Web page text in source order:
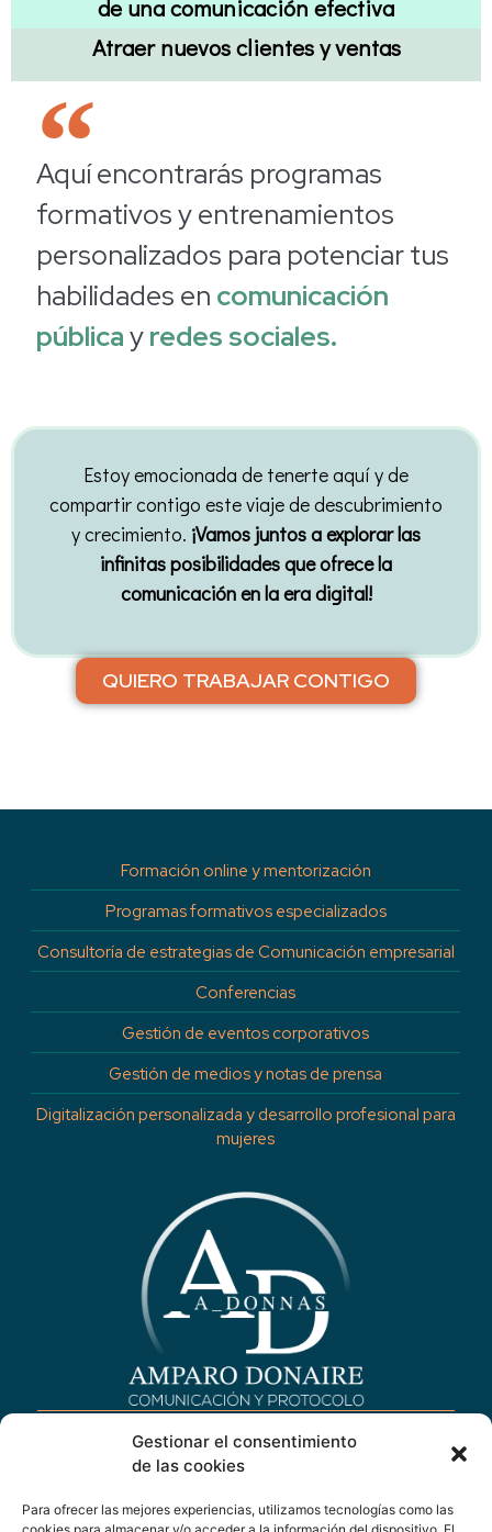
Gestionar el consentimiento
de las cookies
Para ofrecer las mejores experiencias, utilizamos tecnologías como las
de una comunicación efectiva
Atraer nuevos clientes y ventas
Aquí encontrarás programas
formativos y entrenamientos
personalizados para potenciar tus
habilidades en comunicación
públicayredes sociales.
Estoy emocionada de tenerte aquí y de
compartir contigo este viaje de descubrimiento
y crecimiento. ¡Vamos juntos a explorar las
infinitas posibilidades que ofrece la
comunicación en la era digital!
QUIERO TRABAJAR CONTIGO
Formación online y mentorización
Programas formativos especializados
Consultoría de estrategias de Comunicación empresarial
Conferencias
Gestión de eventos corporativos
Gestión de medios y notas de prensa
Digitalización personalizada y desarrollo profesional para
mujeres
Contacto